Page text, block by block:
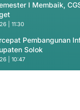
I Membaik,
| 11:30
Pembangunan
Solok
| 10:47